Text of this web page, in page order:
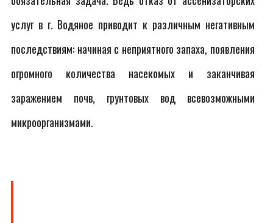
услуг в г. Водяное приводит к различным негативным
последствиям: начиная с неприятного запаха, появления
огромного количества насекомых и заканчивая
заражением почв, грунтовых вод всевозможными
микроорганизмами.